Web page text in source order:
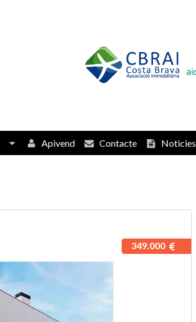
Apivend Contacte Noticies
349.000